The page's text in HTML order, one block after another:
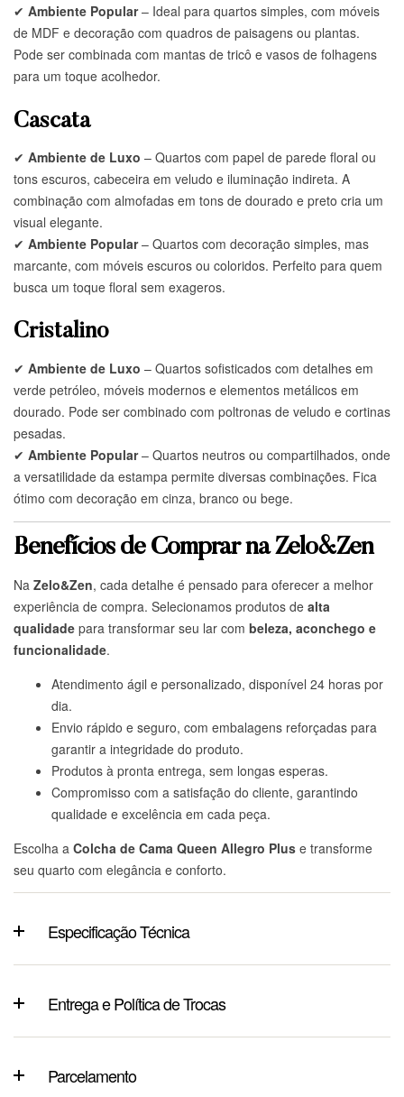
✔ Ambiente Popular– Ideal para quartos simples, com móveis
de MDF e decoração com quadros de paisagens ou plantas.
Pode ser combinada com mantas de tricô e vasos de folhagens
para um toque acolhedor.
Cascata
✔ Ambiente de Luxo – Quartos com papel de parede floral ou
tons escuros, cabeceira em veludo e iluminação indireta. A
combinação com almofadas em tons de dourado e preto cria um
visual elegante.
✔ Ambiente Popular– Quartos com decoração simples, mas
marcante, com móveis escuros ou coloridos. Perfeito para quem
busca um toque floral sem exageros.
Cristalino
✔ Ambiente de Luxo – Quartos sofisticados com detalhes em
verde petróleo, móveis modernos e elementos metálicos em
dourado. Pode ser combinado com poltronas de veludo e cortinas
pesadas.
✔ Ambiente Popular– Quartos neutros ou compartilhados, onde
a versatilidade da estampa permite diversas combinações. Fica
ótimo com decoração em cinza, branco ou bege.
Benefícios de Comprar na Zelo&Zen
Na Zelo&Zen, cada detalhe é pensado para oferecer a melhor
experiência de compra. Selecionamos produtos de alta
qualidade para transformar seu lar com beleza, aconchego e
funcionalidade.
Atendimento ágil e personalizado, disponível 24 horas por
dia.
Envio rápido e seguro, com embalagens reforçadas para
garantir a integridade do produto.
Produtos à pronta entrega, sem longas esperas.
Compromisso com a satisfação do cliente, garantindo
qualidade e excelência em cada peça.
Escolha a Colcha de Cama Queen Allegro Plus e transforme
seu quarto com elegância e conforto.
Especificação Técnica
Entrega e Política de Trocas
Parcelamento